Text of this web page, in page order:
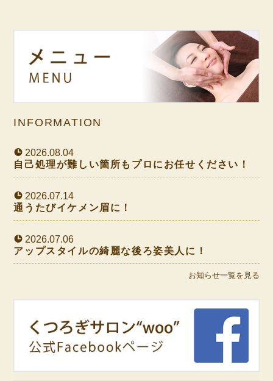
INFORMATION
2026.08.04
自己処理が難しい箇所もプロにお任せください！
2026.07.14
通うたびイケメン眉に！
2026.07.06
アップスタイルの綺麗な後ろ姿美人に！
お知らせ一覧を見る